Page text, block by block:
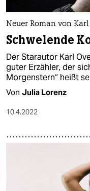
Neuer Roman von
Schwelende
Der Starautor Karl
guter Erzähler, der
Morgenstern“ heißt
Von Julia Lorenz
10.4.2022